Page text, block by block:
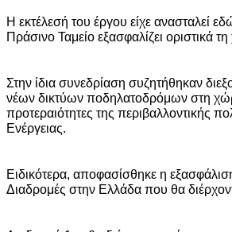
Η εκτέλεσή του έργου είχε ανασταλεί
Πράσινο Ταμείο εξασφαλίζει οριστικά
Στην ίδια συνεδρίαση συζητήθηκαν
νέων δικτύων ποδηλατοδρόμων στη
προτεραιότητες της περιβαλλοντικής
Ενέργειας.
Ειδικότερα, αποφασίσθηκε η
Διαδρομές στην Ελλάδα που θα